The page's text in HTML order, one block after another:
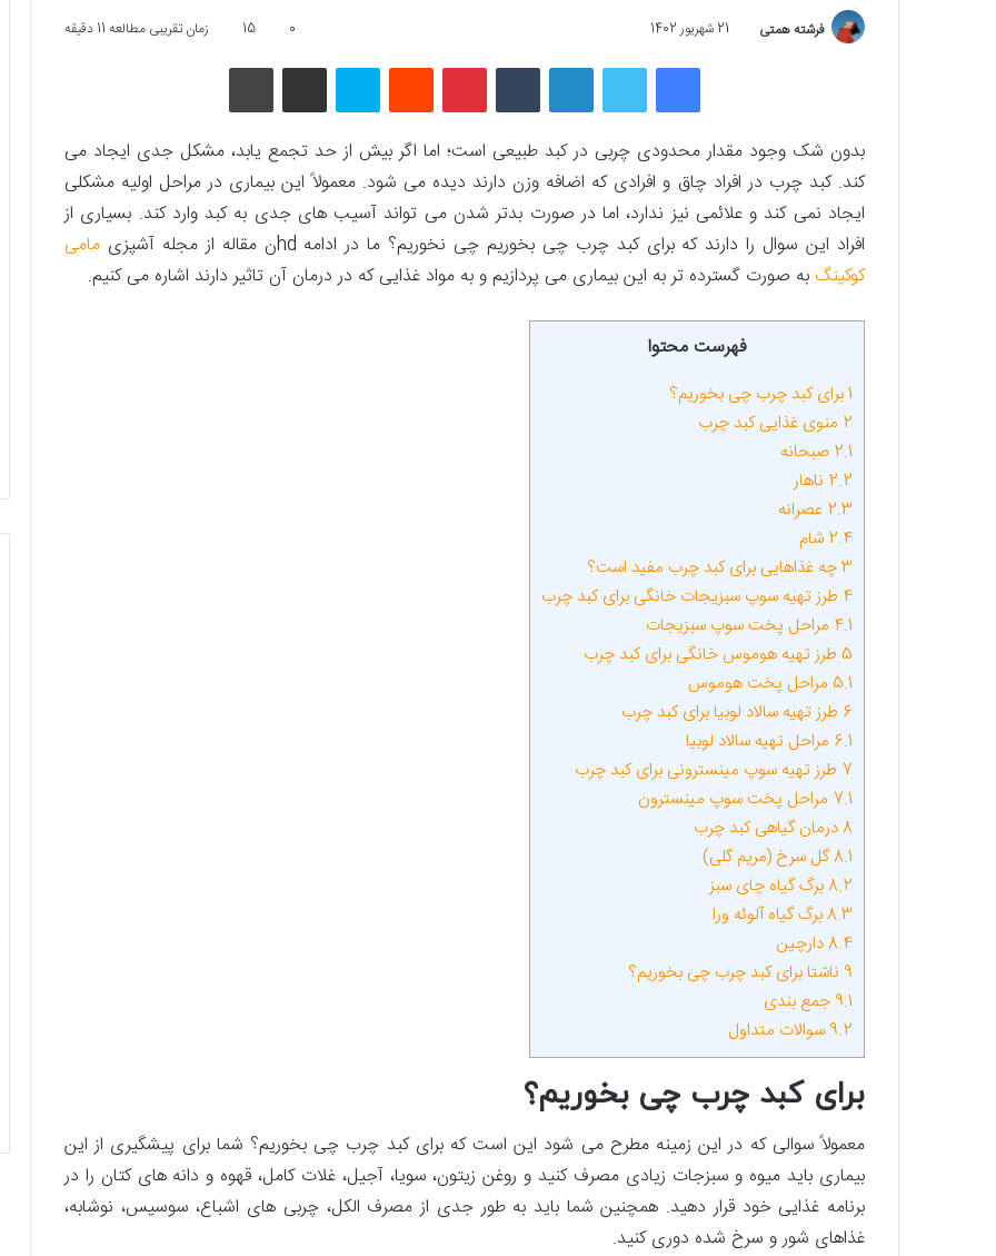
فرشته همتی 21 شهریور 1402 0
15 زمان تقریبی مطالعه 11 دقیقه
فیسبوک لینکداین پینتریست اسکایپ
بدون شک وجود مقدار محدودی چربی در کبد طبیعی است؛ اما اگر بیش از حد تجمع یابد، مشکل جدی ایجاد می
کند. کبد چرب در افراد چاق و افرادی که اضافه وزن دارند دیده می ­شود. معمولاً این بیماری در مراحل اولیه مشکلی
ایجاد نمی­ کند و علائمی نیز ندارد، اما در صورت بدتر شدن می ­تواند آسیب های جدی به کبد وارد کند. بسیاری از
افراد این سوال را دارند که برای کبد چرب چی بخوریم چی نخوریم؟ ما در ادامه hdن مقاله از مجله آشپزی
مامی
کوکینگبه صورت گسترده تر به این بیماری می ­پردازیم و به مواد غذایی که در درمان آن تاثیر دارند اشاره می­ کنیم.
فهرست محتوا
1برای کبد چرب چی بخوریم؟
2 منوی غذایی کبد چرب
2.1 صبحانه
2.2 ناهار
2.3 عصرانه
2.4 شام
3چه غذاهایی برای کبد چرب مفید است؟
4 طرز تهیه سوپ سبزیجات خانگی برای کبد چرب
4.1 مراحل پخت سوپ سبزیجات
5 طرز تهیه هوموس خانگی برای کبد چرب
5.1 مراحل پخت هوموس
6 طرز تهیه سالاد لوبیا برای کبد چرب
6.1 مراحل تهیه سالاد لوبیا
7 طرز تهیه سوپ مینسترونی برای کبد چرب
7.1 مراحل پخت سوپ مینسترون
8درمان گیاهی کبد چرب
8.1گل سرخ (مریم گلی)
8.2برگ گیاه چای سبز
8.3برگ گیاه آلوئه ورا
8.4دارچین
9 ناشتا برای کبد چرب چی بخوریم؟
9.1 جمع بندی
9.2 سوالات متداول
برای کبد چرب چی بخوریم؟
معمولاً سوالی که در این زمینه مطرح می ­شود این است که برای کبد چرب چی بخوریم؟ شما برای پیشگیری از این
بیماری باید میوه و سبزجات زیادی مصرف کنید و روغن زیتون، سویا، آجیل، غلات کامل، قهوه و دانه های کتان را در
برنامه غذایی خود قرار دهید. همچنین شما باید به طور جدی از مصرف الکل، چربی های اشباع، سوسیس، نوشابه،
غذاهای شور و سرخ شده دوری کنید.